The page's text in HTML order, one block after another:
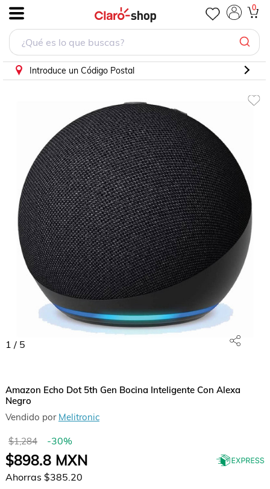
0
Introduce un Código Postal
1 / 5
Amazon Echo Dot 5th Gen Bocina Inteligente Con Alexa
Negro
Vendido por Melitronic
$1,284 -30%
$898.8MXN
Ahorras $385.20